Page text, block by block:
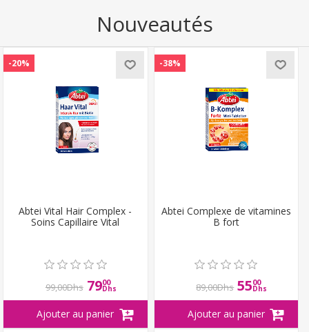
Nouveautés
-20%
Abtei Vital Hair Complex -
Soins Capillaire Vital
99,00Dhs 7900
Dhs
-38%
Abtei Complexe de vitamines
B fort
89,00Dhs 5500
Dhs